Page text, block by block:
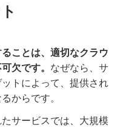
ことは、適切なクラウ
欠です。 なぜなら、サ
トによって、提供され
からです。
サービスでは、大規模